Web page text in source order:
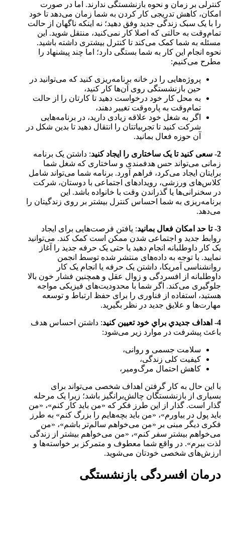
کنترلی بر زمان و نحوه بازنشستگی ندارند. اما در صورت
امکان، کاهش تدریجی کار کردن به شما زمان می‌دهد تا خود
را با یک سبک زندگی جدید وفق دهید؛ نه اینکه ناگهان از حالت
تمام‌وقت به حالتی که اصلا کار نمی‌کنید، منتقل شوید. این
مسئله به شما کمک می‌کند تا کنترل بیشتری داشته باشید.
نحوه انجام این کار به شما بستگی دارد؛ اما چند پیشنهاد را
مطرح می‌کنیم:
پروژه‌هایی را در خانه برنامه‌ریزی کنید که می‌توانید در
حین بازنشستگی روی آن‌ها کار کنید،
به محل کار خود درخواست دهید تا کارتان را از حالت
تمام‌وقت به پاره‌وقت تغییر دهند،
اگر به شغل خود علاقه زیادی دارید، در برنامه‌هایی
شرکت کنید تا تجربیاتتان را انتقال دهید تا بدین شکل در
آن حوزه فعال بمانید.
2- سعی کنید تا یک ساختاری را ایجاد کنید
: داشتن یک برنامه
زمانی می‌تواند حس هدفمندی و ساختاری که شغل شما
برایتان ایجاد می‌کرد، فراهم آورد. برنامه شما می‌تواند شامل
کلاس‌های ورزشی، رویدادهای اجتماعی با دوستان، شرکت
در سخنرانی‌ها یا گذراندن وقت با خانواده باشد. این
برنامه‌ریزی به شما احساس کنترل بیشتر بر روی زندگیتان را
می‌دهد.
3- تا حد امکان فعال بمانید
: یافتن فرصت‌هایی برای ایجاد
روابط جدید و اجتماعی شدن ممکن است کمک کند. می‌توانید
یک کار داوطلبانه انجام دهید یا حتی یک حرفه جدید را آغاز
نمایید. با توجه به داده‌های منتشر شده توسط انجمن
روانشناسی آمریکا، داشتن یک حرفه یا انجام یک کار
داوطلبانه از افسردگی و زوال عقل و همچنین فشار خون بالا
جلوگیری می‌کند. اگر شما با محدودیت‌های فیزیکی مواجه
هستید، استفاده از فناوری را برای حفظ ارتباط و توسعه
مهارت‌ها و علايق جديد در نظر بگيريد.
4- اهداف جديدي براي خود تعيين كنيد
: داشتن احساس هدف
باعث پیشرفت در موارد زیر می‌شود:
سلامت جسمی و روانی،
کیفیت کلی زندگی،
کاهش احتمال مرگ‌ومیر،
با این حال به کار گرفتن اهداف شخصی می‌تواند برای
بسیاری از بازنشستگان چالش‌برانگیز باشد؛ زیرا یک مرحله
گذار است. گذار از این طرز فکر که «من باید کار کنم»، «من
باید پول در بیاورم»، «من باید بچه‌هایم را بزرگ کنم» به طرز
فکری دیگر مبنی بر «من می‌خواهم سالم‌تر باشم»، «من
می‌خواهم بیشتر سفر کنم»، «من می‌خواهم بیشتر از زندگی
لذت ببرم». در واقع شما معطوف و متمرکز بر خواسته‌ها و
ارزش‌های شخصی خودتان می‌شوید.
درمان افسردگی بازنشستگی